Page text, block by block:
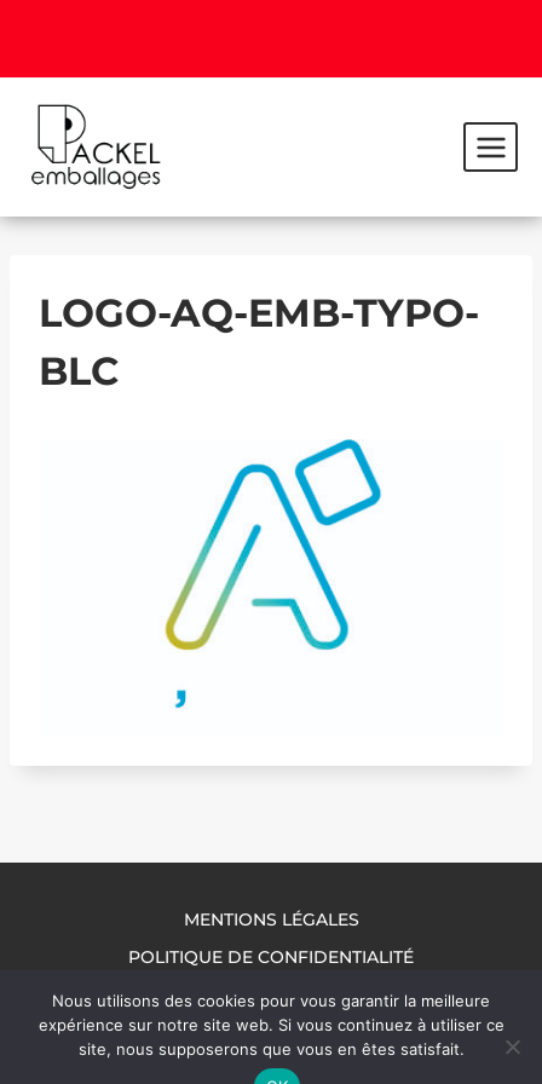
LOGO-AQ-EMB-TYPO-
BLC
MENTIONS LÉGALES
POLITIQUE DE CONFIDENTIALITÉ
NOUS CONTACTER
Nous utilisons des cookies pour vous garantir la meilleure
expérience sur notre site web. Si vous continuez à utiliser ce
site, nous supposerons que vous en êtes satisfait.